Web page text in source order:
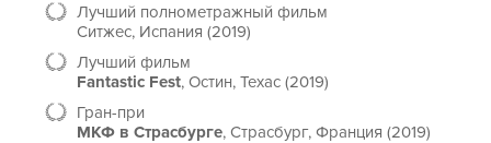
Лучший полнометражный фильм
Ситжес, Испания (2019)
Лучший фильм
Fantastic Fest, Остин, Техас (2019)
Гран-при
МКФ в Страсбурге, Страсбург, Франция (2019)